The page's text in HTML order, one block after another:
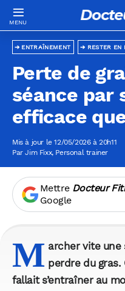
RESTER EN
ENTRAÎNEMENT
Perte de
séance par
efficace
Mis à jour le 12/05/2026 à 20h11
ParJim Fixx, Personal trainer
Mettre Docteur
Google
M archer vite une
perdre du gras.
fallait s’entraîner au